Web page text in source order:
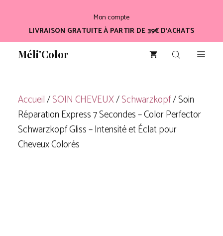
contenu
Mon compte
LIVRAISON GRATUITE À PARTIR DE 39€ D’ACHATS
Méli'Color
Accueil/SOIN CHEVEUX/Schwarzkopf/ Soin
Réparation Express 7 Secondes – Color Perfector
Schwarzkopf Gliss – Intensité et Éclat pour
Cheveux Colorés